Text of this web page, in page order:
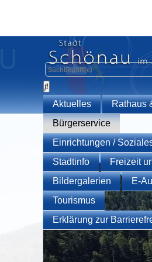
Aktuelles
Rathaus
Bürgerservice
Einrichtungen /
Stadtinfo
Freizeit
Bildergalerien
E-
Tourismus
Erklärung zur